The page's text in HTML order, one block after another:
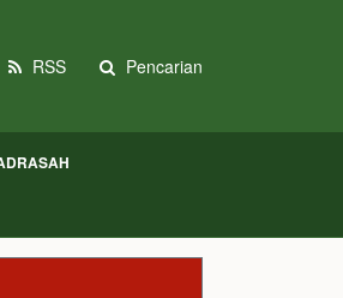
RSS Pencarian